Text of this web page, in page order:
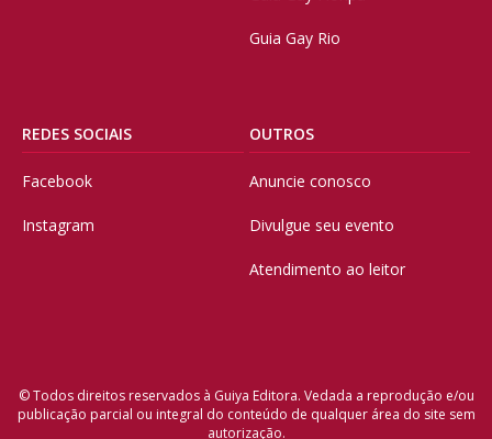
Guia Gay Rio
REDES SOCIAIS
Facebook
Instagram
OUTROS
Anuncie conosco
Divulgue seu evento
Atendimento ao leitor
© Todos direitos reservados à Guiya Editora. Vedada a reprodução e/ou
publicação parcial ou integral do conteúdo de qualquer área do site sem
autorização.